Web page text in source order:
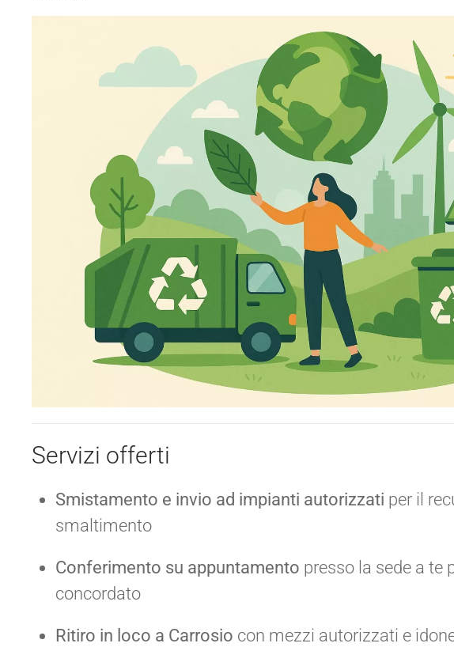
Servizi offerti
Smistamento e invio ad impianti autorizzati per il
smaltimento
Conferimento su appuntamento presso la sede a te
concordato
Ritiro in loco a Carrosio con mezzi autorizzati e